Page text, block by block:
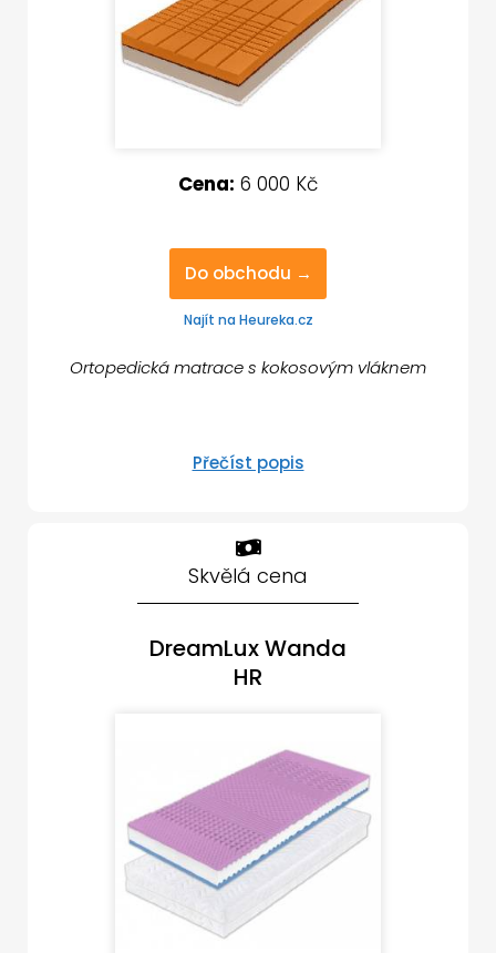
Cena: 6 000 Kč
Do obchodu →
Najít na Heureka.cz
Ortopedická matrace s kokosovým vláknem
Přečíst popis
Skvělá cena
DreamLux Wanda
HR